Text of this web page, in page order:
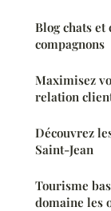
Blog chats et
compagnons
Maximisez
relation
Découvrez
Saint-Jean
Tourisme
domaine les